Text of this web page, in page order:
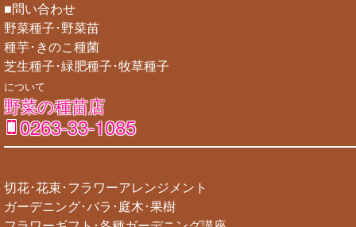
■問い合わせ
野菜種子･野菜苗
種芋･きのこ種菌
芝生種子･緑肥種子･牧草種子
について
野菜の種苗店
0263-33-1085
切花･花束･フラワーアレンジメント
ガーデニング･バラ･庭木･果樹